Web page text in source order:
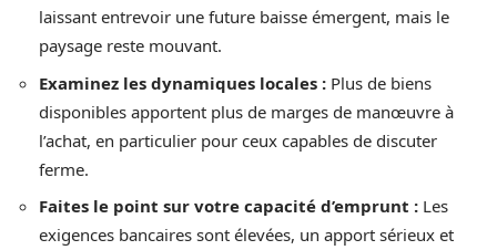
laissant entrevoir une future baisse émergent, mais le
paysage reste mouvant.
Examinez les dynamiques locales : Plus de biens
disponibles apportent plus de marges de manœuvre à
l’achat, en particulier pour ceux capables de discuter
ferme.
Faites le point sur votre capacité d’emprunt : Les
exigences bancaires sont élevées, un apport sérieux et